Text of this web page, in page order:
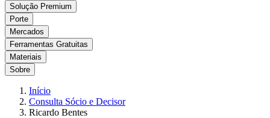
Solução Premium
Porte
Mercados
Ferramentas Gratuitas
Materiais
Sobre
Início
Consulta Sócio e Decisor
Ricardo Bentes